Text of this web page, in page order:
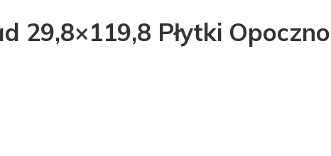
29,8×119,8 Płytki Opoczno